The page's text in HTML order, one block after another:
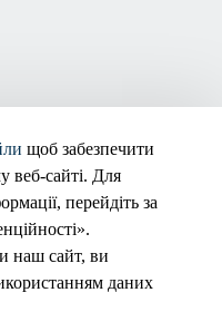
щоб забезпечити
веб-сайті. Для
перейдіть за
наш сайт, ви
даних